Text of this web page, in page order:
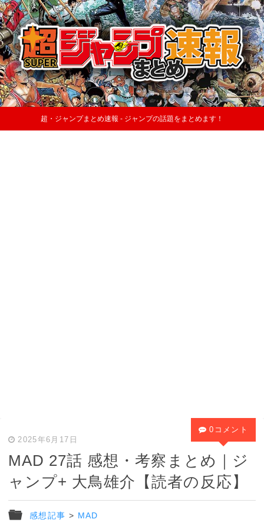
超・ジャンプまとめ速報 - ジャンプの話題をまとめます！
2025年6月17日
MAD 27話 感想・考察まとめ｜ジ
ャンプ+ 大鳥雄介【読者の反応】
感想記事 > MAD
0コメント